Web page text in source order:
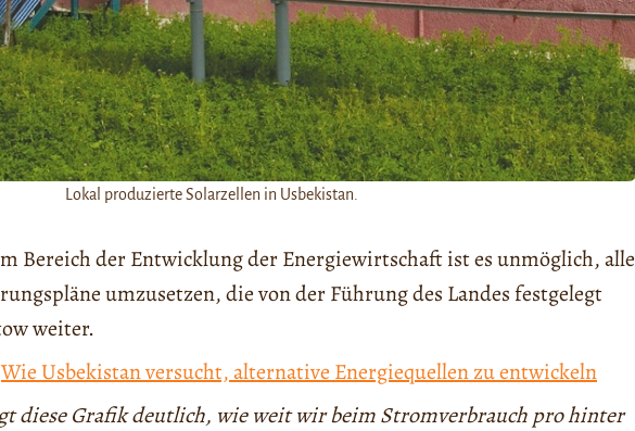
Lokal produzierte Solarzellen in Usbekistan.
Bereich der Entwicklung der Energiewirtschaft ist es unmöglich, alle
umzusetzen, die von der Führung des Landes festgelegt
weiter.
Wie Usbekistan versucht, alternative Energiequellen zu entwickeln
diese Grafik deutlich, wie weit wir beim Stromverbrauch pro hinter